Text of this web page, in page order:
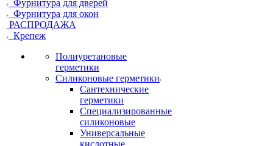
Фурнитура для дверей
Фурнитура для окон
РАСПРОДАЖА
Крепеж
Полиуретановые
герметики
Силиконовые герметики
Сантехнические
герметики
Специализированные
силиконовые
Универсальные
кислотные